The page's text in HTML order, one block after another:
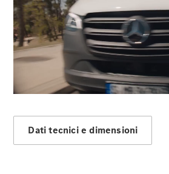
Modelli elettrici
Sprinter
Tutti gli
00:00 / 00:00
Dati tecnici e dimensioni